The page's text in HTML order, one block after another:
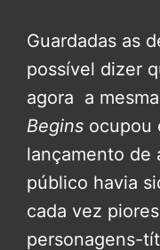
Guardadas as
possível dizer
agora a
Begins ocupou
lançamento de
público havia
cada vez
personagens-